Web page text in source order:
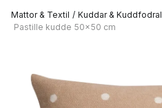
Mattor & Textil / Kuddar & Kuddfodral
Pastille kudde 50x50 cm